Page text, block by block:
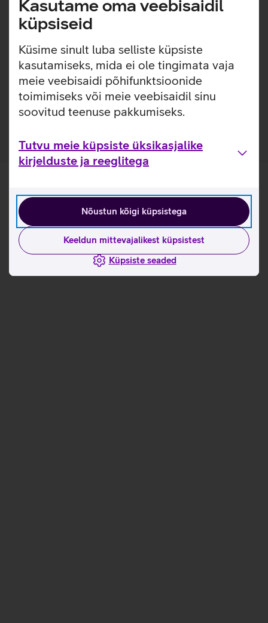
Kasutame oma veebisaidil
küpsiseid
Küsime sinult luba selliste küpsiste
kasutamiseks, mida ei ole tingimata vaja
meie veebisaidi põhifunktsioonide
toimimiseks või meie veebisaidil sinu
soovitud teenuse pakkumiseks.
Tutvu meie küpsiste üksikasjalike
kirjelduste ja reeglitega
Nõustun kõigi küpsistega
Keeldun mittevajalikest küpsistest
Küpsiste seaded
Kaitseklaas on kriimustustele 3x vastupidavam, kui
eelneva generatsiooni PanzerGlass kaitseklaasid.
PanzerGlass kaitseklaasid).
Pakendis on kaasas raam, mis teeb koduse kaitseklaasi
paigalduse mugavamaks. Paigaldusraam on valmistatud
100% taaskasutatud plastikust.
Kaitseklaas on valmistatud 60% taaskasutatud klaasist.